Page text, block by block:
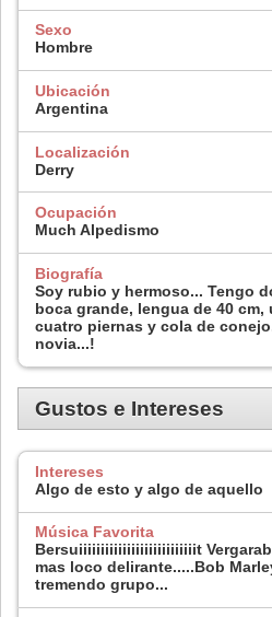
Sexo
Hombre
Ubicación
Argentina
Localización
Derry
Ocupación
Much Alpedismo
Biografía
Soy rubio y hermoso... Tengo
boca grande, lengua de 40 cm,
cuatro piernas y cola de
novia...!
Gustos e Intereses
Intereses
Algo de esto y algo de aquello
Música Favorita
Bersuiiiiiiiiiiiiiiiiiiiiiiiiiiit
mas loco delirante.....Bob
tremendo grupo...